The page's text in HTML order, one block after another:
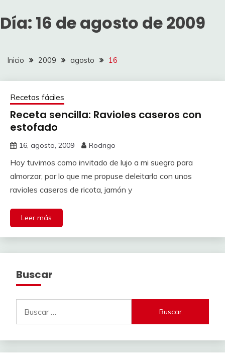
Día: 16 de agosto de 2009
Inicio 2009 agosto 16
Recetas fáciles
Receta sencilla: Ravioles caseros con
estofado
16, agosto, 2009 Rodrigo
Hoy tuvimos como invitado de lujo a mi suegro para
almorzar, por lo que me propuse deleitarlo con unos
ravioles caseros de ricota, jamón y
Leer más
Buscar